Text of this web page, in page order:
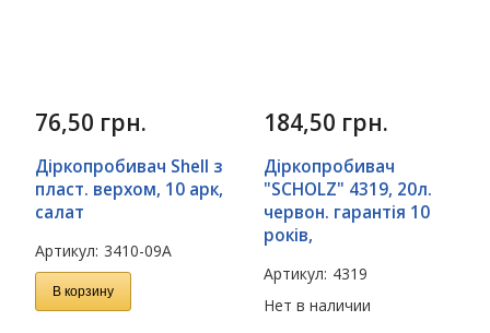
76,50 грн.
Діркопробивач Shell з
пласт. верхом, 10 арк,
салат
Артикул: 3410-09А
В корзину
184,50 грн.
Діркопробивач
"SСHOLZ" 4319, 20л.
червон. гарантiя 10
рокiв,
Артикул: 4319
Нет в наличии